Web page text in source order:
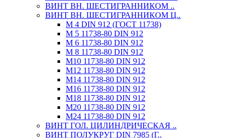
ВИНТ ВН. ШЕСТИГРАННИКОМ ..
ВИНТ ВН. ШЕСТИГРАННИКОМ Ц..
М 4 DIN 912 (ГОСТ 11738)
М 5 11738-80 DIN 912
М 6 11738-80 DIN 912
М 8 11738-80 DIN 912
М10 11738-80 DIN 912
М12 11738-80 DIN 912
М14 11738-80 DIN 912
М16 11738-80 DIN 912
М18 11738-80 DIN 912
М20 11738-80 DIN 912
М24 11738-80 DIN 912
ВИНТ ГОЛ. ЦИЛИНДРИЧЕСКАЯ ..
ВИНТ ПОЛУКРУГ DIN 7985 (Г..